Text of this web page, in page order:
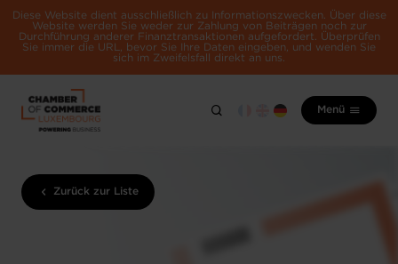
Diese Website dient ausschließlich zu Informationszwecken. Über diese
Website werden Sie weder zur Zahlung von Beiträgen noch zur
Durchführung anderer Finanztransaktionen aufgefordert. Überprüfen
Sie immer die URL, bevor Sie Ihre Daten eingeben, und wenden Sie
sich im Zweifelsfall direkt an uns.
Menü
Zurück zur Liste